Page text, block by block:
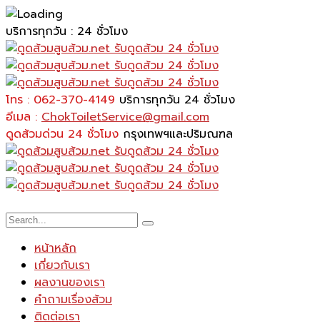
บริการทุกวัน : 24 ชั่วโมง
โทร : 062-370-4149 บริการทุกวัน 24 ชั่วโมง
อีเมล : ChokToiletService@gmail.com
ดูดส้วมด่วน 24 ชั่วโมง กรุงเทพฯและปริมณฑล
หน้าหลัก
เกี่ยวกับเรา
ผลงานของเรา
คำถามเรื่องส้วม
ติดต่อเรา